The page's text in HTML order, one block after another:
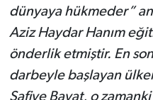
dünyaya hükmeder”
Aziz Haydar Hanım
önderlik etmiştir. En
darbeyle başlayan
Safiye Bayat, o